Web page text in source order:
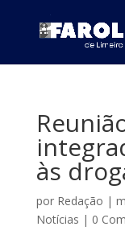
às
por Redação |
Notícias | 0